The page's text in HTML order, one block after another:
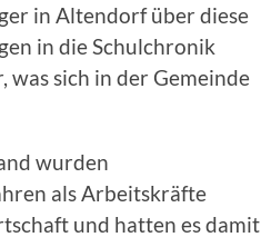
in Altendorf über diese
in die Schulchronik
sich in der Gemeinde
wurden
als Arbeitskräfte
und hatten es damit